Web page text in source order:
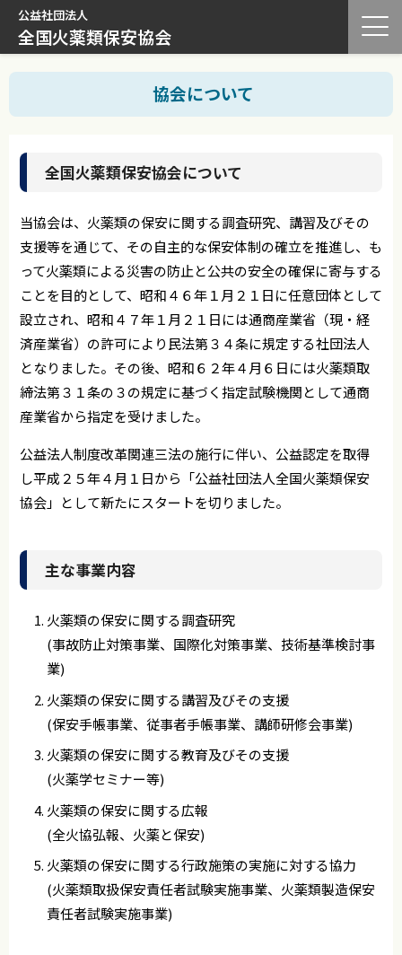
公益社団法人
全国火薬類保安協会
協会について
全国火薬類保安協会について
当協会は、火薬類の保安に関する調査研究、講習及びその
支援等を通じて、その自主的な保安体制の確立を推進し、も
って火薬類による災害の防止と公共の安全の確保に寄与する
ことを目的として、昭和４６年１月２１日に任意団体として
設立され、昭和４７年１月２１日には通商産業省（現・経
済産業省）の許可により民法第３４条に規定する社団法人
となりました。その後、昭和６２年４月６日には火薬類取
締法第３１条の３の規定に基づく指定試験機関として通商
産業省から指定を受けました。
公益法人制度改革関連三法の施行に伴い、公益認定を取得
し平成２５年４月１日から「公益社団法人全国火薬類保安
協会」として新たにスタートを切りました。
主な事業内容
火薬類の保安に関する調査研究
(事故防止対策事業、国際化対策事業、技術基準検討事
業)
火薬類の保安に関する講習及びその支援
(保安手帳事業、従事者手帳事業、講師研修会事業)
火薬類の保安に関する教育及びその支援
(火薬学セミナー等)
火薬類の保安に関する広報
(全火協弘報、火薬と保安)
火薬類の保安に関する行政施策の実施に対する協力
(火薬類取扱保安責任者試験実施事業、火薬類製造保安
責任者試験実施事業)